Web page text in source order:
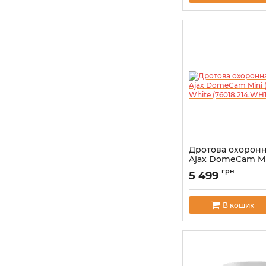
Дротова
Ajax DomeCam
mm) White
Артикул:
5 499 грн
В кошик